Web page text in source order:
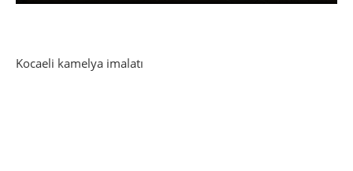
Kocaeli kamelya imalatı